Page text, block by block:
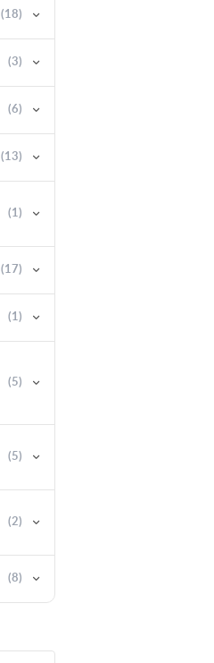
(18)
(3)
(6)
(13)
(1)
(17)
(1)
(5)
(5)
(2)
(8)